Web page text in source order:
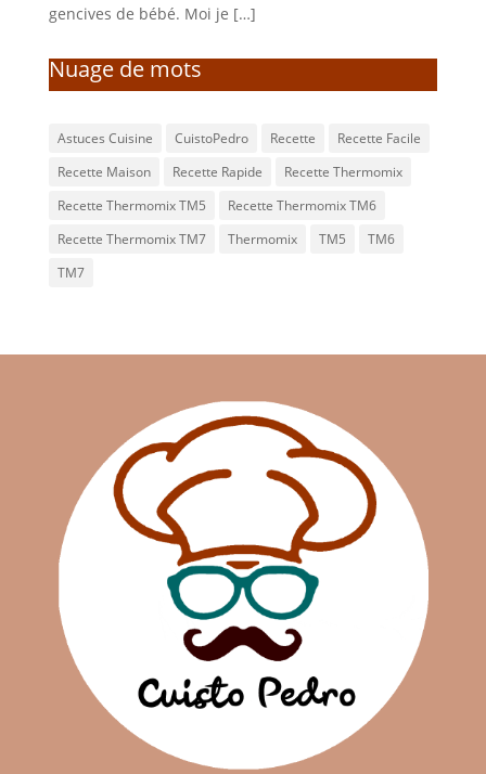
gencives de bébé. Moi je […]
Nuage de mots
Astuces Cuisine CuistoPedro Recette
Recette Facile
Recette Maison
Recette Rapide
Recette Thermomix
Recette Thermomix TM5
Recette Thermomix TM6
Recette Thermomix TM7
Thermomix TM5
TM6
TM7